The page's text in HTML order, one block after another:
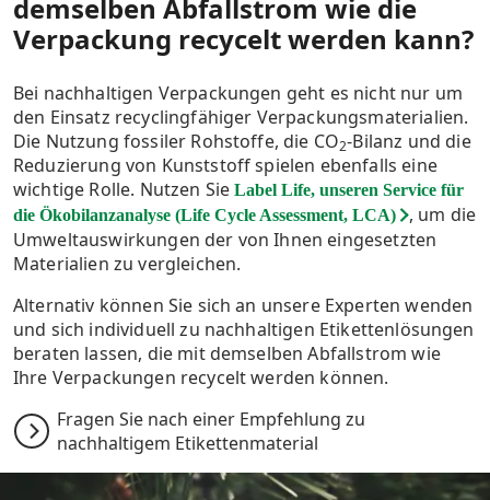
demselben Abfallstrom wie die
Verpackung recycelt werden kann?
Bei nachhaltigen Verpackungen geht es nicht nur um
den Einsatz recyclingfähiger Verpackungsmaterialien.
Die Nutzung fossiler Rohstoffe, die CO2-Bilanz und die
Reduzierung von Kunststoff spielen ebenfalls eine
wichtige Rolle. Nutzen Sie Label Life, unseren Service für
die Ökobilanzanalyse (Life Cycle Assessment, LCA)
, um die
Umweltauswirkungen der von Ihnen eingesetzten
Materialien zu vergleichen.
Alternativ können Sie sich an unsere Experten wenden
und sich individuell zu nachhaltigen Etikettenlösungen
beraten lassen, die mit demselben Abfallstrom wie
Ihre Verpackungen recycelt werden können.
Fragen Sie nach einer Empfehlung zu
nachhaltigem Etikettenmaterial